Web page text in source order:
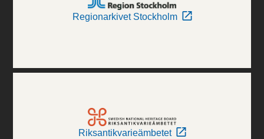
Regionarkivet Stockholm
Riksantikvarieämbetet